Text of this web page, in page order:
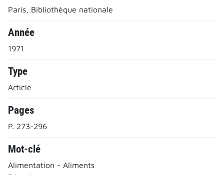
Paris, Bibliothèque nationale
Année
1971
Type
Article
Pages
P. 273-296
Mot-clé
Alimentation - Aliments